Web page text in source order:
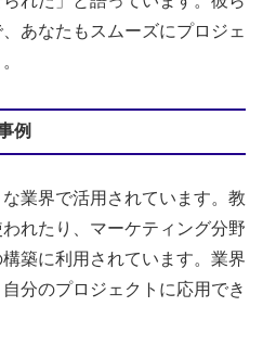
あなたもスムーズにプロジェ
例
業界で活用されています。教
れたり、マーケティング分野
築に利用されています。業界
分のプロジェクトに応用でき